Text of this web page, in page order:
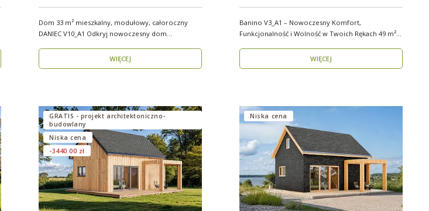
Dom 33 m² mieszkalny, modułowy, całoroczny
DANIEC V10_A1 Odkryj nowoczesny dom
WIĘCEJ
Banino V3_A1 – Nowoczesny Komfort,
Funkcjonalność i Wolność w Twoich Rękach 49 m²
WIĘCEJ
GRATIS - projekt architektoniczno-
budowlany
Niska cena
-3440.00 zł
Niska cena